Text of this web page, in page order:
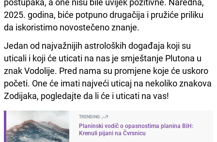
2025. godina, biće potpuno drugačija i pružiće priliku
da iskoristimo novostečeno znanje.
Jedan od najvažnijih astroloških događaja koji su
uticali i koji će uticati na nas je smještanje Plutona u
znak Vodolije. Pred nama su promjene koje će uskoro
početi. One će imati najveći uticaj na nekoliko znakova
Zodijaka, pogledajte da li će i uticati na vas!
TRENDING
Planinski vodič o opasnostima planina BiH:
Krenuli pijani na Čvrsnicu